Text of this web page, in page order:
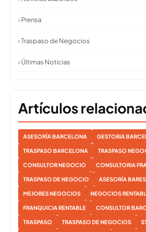
› Prensa
› Traspaso de Negocios
› Últimas Noticias
Artículos
ASESORÍA BARCELONA GESTORIA
TRASPASO BARCELONA TRASPASO
CONSULTOR NEGOCIO CONSULTORIA
TRASPASO DE NEGOCIO ASESORÍA
MEJORES NEGOCIOS NEGOCIOS
FRANQUICIA RENTABLE CONSULTOR
TRASPASO TRASPASO DE NEGOCIOS